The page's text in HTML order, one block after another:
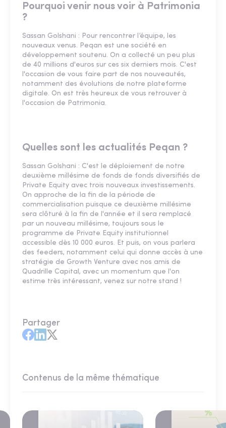
Pourquoi venir nous voir à Patrimonia
?
Sassan Golshani : Pour rencontrer l’équipe, les
nouveaux venus. Peqan est une société en
développement soutenu. On a collecté un peu plus
de 40 millions d'euros sur ces six derniers mois. C'est
l'occasion de vous faire part de nos nouveautés,
notamment des évolutions de notre plateforme
digitale. On est très heureux de vous retrouver à
l'occasion de Patrimonia.
Quelles sont les actualités Peqan ?
Sassan Golshani : C'est le déploiement de notre
deuxième millésime de fonds de fonds diversifiés de
Private Equity avec trois nouveaux investissements.
On approche de la fin de la période de
commercialisation puisque ce deuxième millésime
sera clôturé à la fin de l'année et il sera remplacé
par un nouveau millésime, toujours sous le
programme de Private Equity institutionnel
accessible dès 10 000 euros. Et puis, on vous parlera
des feeders, notamment celui qui donne accès à une
stratégie de Growth Venture avec nos amis de
Quadrille Capital, avec un momentum que l'on
estime très intéressant, venez sur notre stand !
Partager
Contenus de la même thématique